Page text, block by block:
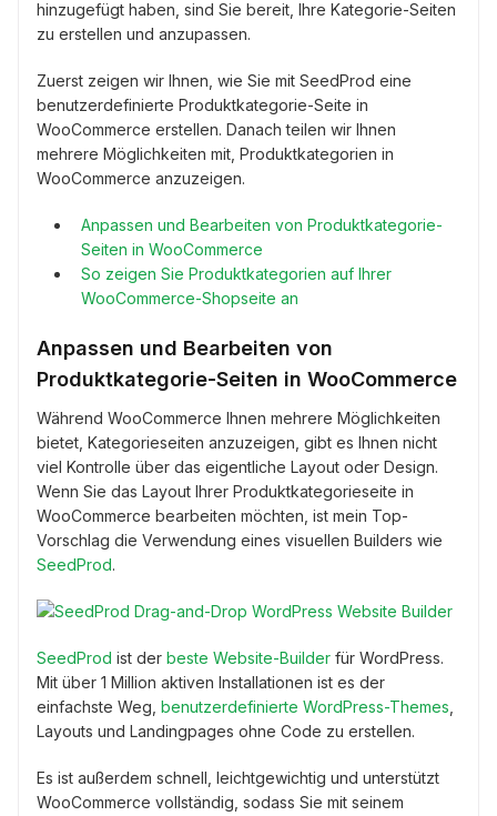
hinzugefügt haben, sind Sie bereit, Ihre Kategorie-Seiten
zu erstellen und anzupassen.
Zuerst zeigen wir Ihnen, wie Sie mit SeedProd eine
benutzerdefinierte Produktkategorie-Seite in
WooCommerce erstellen. Danach teilen wir Ihnen
mehrere Möglichkeiten mit, Produktkategorien in
WooCommerce anzuzeigen.
Anpassen und Bearbeiten von Produktkategorie-
Seiten in WooCommerce
So zeigen Sie Produktkategorien auf Ihrer
WooCommerce-Shopseite an
Anpassen und Bearbeiten von
Produktkategorie-Seiten in WooCommerce
Während WooCommerce Ihnen mehrere Möglichkeiten
bietet, Kategorieseiten anzuzeigen, gibt es Ihnen nicht
viel Kontrolle über das eigentliche Layout oder Design.
Wenn Sie das Layout Ihrer Produktkategorieseite in
WooCommerce bearbeiten möchten, ist mein Top-
Vorschlag die Verwendung eines visuellen Builders wie
SeedProd.
SeedProd ist der beste Website-Builder für WordPress.
Mit über 1 Million aktiven Installationen ist es der
einfachste Weg, benutzerdefinierte WordPress-Themes,
Layouts und Landingpages ohne Code zu erstellen.
Es ist außerdem schnell, leichtgewichtig und unterstützt
WooCommerce vollständig, sodass Sie mit seinem